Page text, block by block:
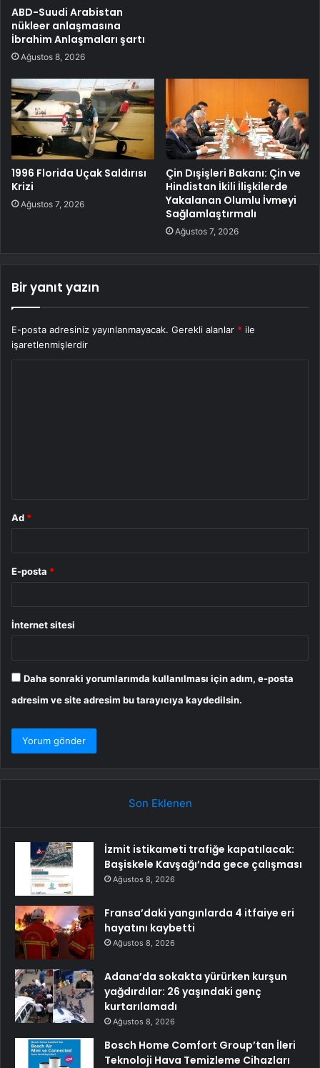
ABD-Suudi Arabistan
nükleer anlaşmasına
İbrahim Anlaşmaları şartı
Ağustos 8, 2026
1996 Florida Uçak Saldırısı
Krizi
Ağustos 7, 2026
Çin Dışişleri Bakanı: Çin ve
Hindistan İkili İlişkilerde
Yakalanan Olumlu İvmeyi
Sağlamlaştırmalı
Ağustos 7, 2026
Bir yanıt yazın
E-posta adresiniz yayınlanmayacak. Gerekli alanlar * ile
işaretlenmişlerdir
Ad *
E-posta *
İnternet sitesi
Daha sonraki yorumlarımda kullanılması için adım, e-posta
adresim ve site adresim bu tarayıcıya kaydedilsin.
Son Eklenen
İzmit istikameti trafiğe kapatılacak:
Başiskele Kavşağı’nda gece çalışması
Ağustos 8, 2026
Fransa’daki yangınlarda 4 itfaiye eri
hayatını kaybetti
Ağustos 8, 2026
Adana’da sokakta yürürken kurşun
yağdırdılar: 26 yaşındaki genç
kurtarılamadı
Ağustos 8, 2026
Bosch Home Comfort Group’tan İleri
Teknoloji Hava Temizleme Cihazları